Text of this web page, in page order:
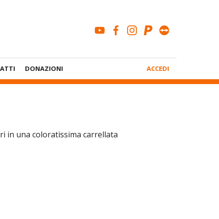
youtubefacebook
instagram
paypal
DONAZIONI
Account
ACCEDI
in una coloratissima carrellata